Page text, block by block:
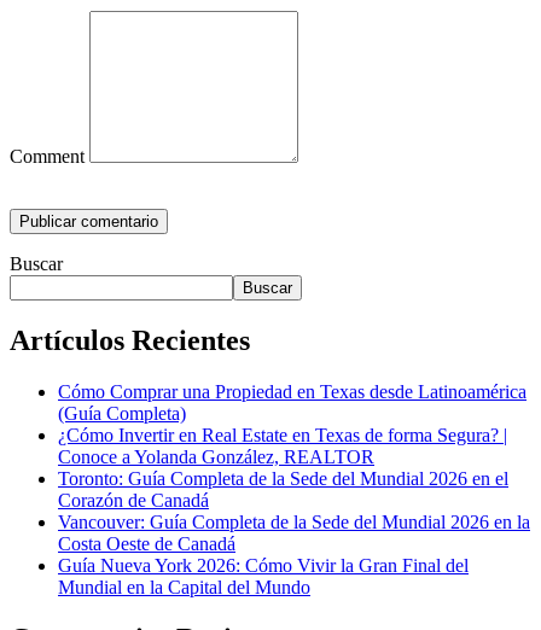
Comment
Buscar
Buscar
Artículos Recientes
Cómo Comprar una Propiedad en Texas desde Latinoamérica
(Guía Completa)
¿Cómo Invertir en Real Estate en Texas de forma Segura? |
Conoce a Yolanda González, REALTOR
Toronto: Guía Completa de la Sede del Mundial 2026 en el
Corazón de Canadá
Vancouver: Guía Completa de la Sede del Mundial 2026 en la
Costa Oeste de Canadá
Guía Nueva York 2026: Cómo Vivir la Gran Final del
Mundial en la Capital del Mundo